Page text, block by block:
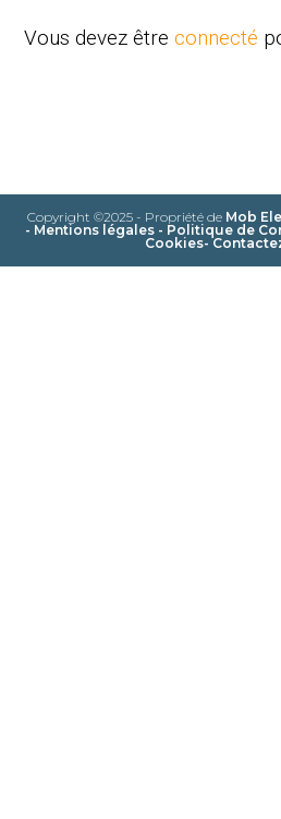
Vous devez êtreconnecté
Copyright ©2025 - Propriété de Mob
- Mentions légales- Politique de
Cookies-